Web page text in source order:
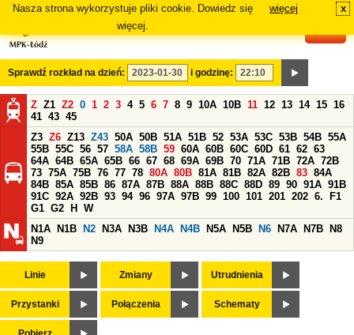
Nasza strona wykorzystuje pliki cookie. Dowiedz się
więcej.
więcej x
Sprawdź rozkład na dzień: i godzinę:
Z Z1 Z2 0 1 2 3 4 5 6 7 8 9 10A 10B 11 12 13 14 15 16
41 43 45
Z3 Z6 Z13 Z43 50A 50B 51A 51B 52 53A 53C 53B 54B 55A
55B 55C 56 57 58A 58B 59 60A 60B 60C 60D 61 62 63
64A 64B 65A 65B 66 67 68 69A 69B 70 71A 71B 72A 72B
73 75A 75B 76 77 78 80A 80B 81A 81B 82A 82B 83 84A
84B 85A 85B 86 87A 87B 88A 88B 88C 88D 89 90 91A 91B
91C 92A 92B 93 94 96 97A 97B 99 100 101 201 202 6.
F1
G1 G2 H
W
N1A
N1B N2 N3A N3B N4A N4B N5A N5B N6 N7A N7B
N8
N9
Linie Zmiany Utrudnienia
Przystanki Połączenia Schematy